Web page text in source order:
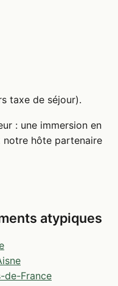
taxe de séjour).
: une immersion en
notre hôte partenaire
atypiques
de-France